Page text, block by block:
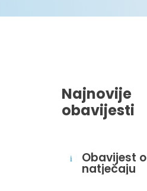
Najnovije
obavijesti
i Obavijest
natječaju